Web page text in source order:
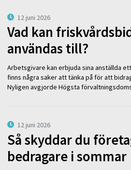
12 juni 2026
Vad kan
användas till?
Arbetsgivare kan erbjuda sina anställda
finns några saker att tänka på för att
Nyligen avgjorde Högsta
12 juni 2026
Så skyddar du
bedragare i sommar